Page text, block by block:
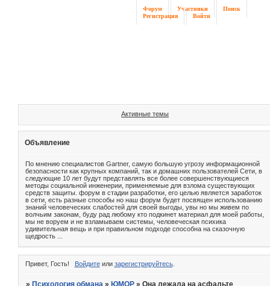
Форум Участники
Поиск
Регистрация
Войти
Активные темы
Объявление
По мнению специалистов Gartner, самую большую угрозу информационной
безопасности как крупных компаний, так и домашних пользователей Сети, в
следующие 10 лет будут представлять все более совершенствующиеся
методы социальной инженерии, применяемые для взлома существующих
средств защиты. форум в стадии разработки, его целью является заработок
в сети, есть разные способы но наш форум будет посвящен использованию
знаний человеческих слабостей для своей выгоды, увы но мы живем по
волчьим законам, буду рад любому кто подкинет материал для моей работы,
мы не воруем и не взламываем системы, человеческая психика
удивительная вещь и при правильном подходе способна на сказочную
щедрость ...
Привет, Гость! Войдитеили зарегистрируйтесь.